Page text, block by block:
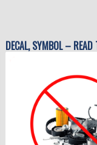
DECAL, SYMBOL – READ